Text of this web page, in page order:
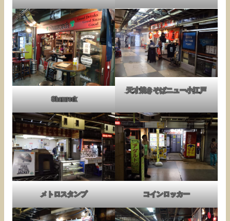
Shamrock
天才焼きそばニュー小江戸
メトロスタンプ コインロッカー